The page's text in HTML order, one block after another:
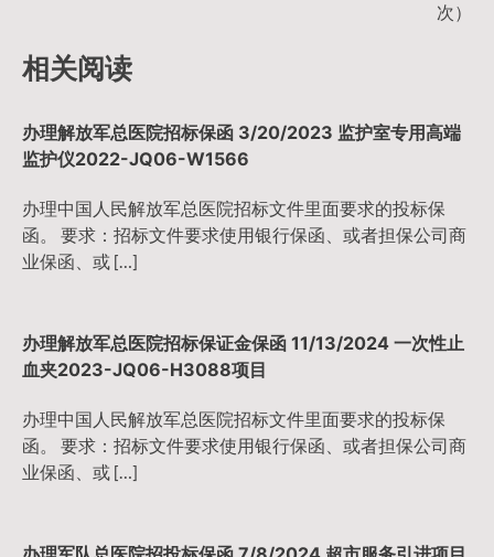
次）
相关阅读
办理解放军总医院招标保函 3/20/2023 监护室专用高端
监护仪2022-JQ06-W1566
办理中国人民解放军总医院招标文件里面要求的投标保
函。 要求：招标文件要求使用银行保函、或者担保公司商
业保函、或 […]
办理解放军总医院招标保证金保函 11/13/2024 一次性止
血夹2023-JQ06-H3088项目
办理中国人民解放军总医院招标文件里面要求的投标保
函。 要求：招标文件要求使用银行保函、或者担保公司商
业保函、或 […]